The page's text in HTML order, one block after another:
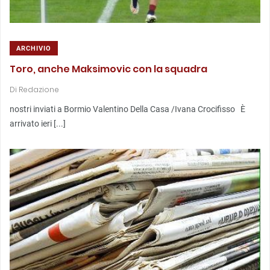
ARCHIVIO
Toro, anche Maksimovic con la squadra
Di Redazione
nostri inviati a Bormio Valentino Della Casa /Ivana Crocifisso È
arrivato ieri [...]